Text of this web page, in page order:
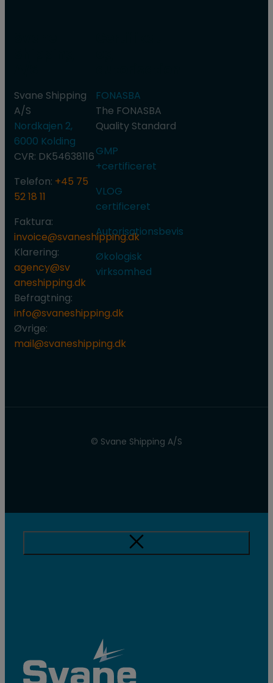
Svane Shipping
A/S
Nordkajen 2,
6000 Kolding
CVR: DK54638116
Telefon: +45 75
52 18 11
Faktura:​
invoice@svaneshipping.dk
​Klare​ring:
agency@sv​
aneshipping.dk
​Befragtning:
info@svaneshipping.dk
​Øvrige:
mail@svaneshipping.dk
FONASBA
​The FONASBA
Quality Standard
GMP
+certificeret
VLOG
certificeret​
Autorisationsbevis
Økologisk
virksomhed
© Svane Shipping A/S